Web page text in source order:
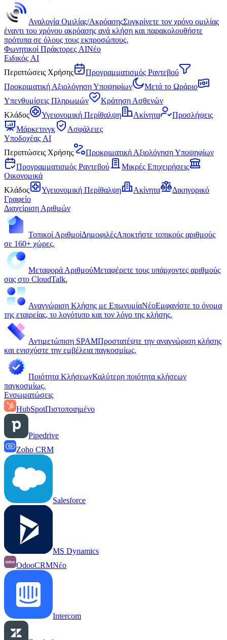
Αναλογία Ομιλίας/ΑκρόασηςΣυγκρίνετε τον χρόνο ομιλίας
έναντι του χρόνου ακρόασης ανά κλήση και παρακολουθήστε
πρότυπα σε όλους τους εκπροσώπους.
Φωνητικοί Πράκτορες AIΝέο
Ειδικός AI
Περιπτώσεις Χρήσης
Προγραμματισμός Ραντεβού
Προκριματική Αξιολόγηση Υποψηφίων
Μετά το Ωράριο
Υπενθυμίσεις Πληρωμών
Κράτηση Ασθενών
Κλάδος
Υγειονομική Περίθαλψη Ακίνητα
Προσλήψεις
Μάρκετινγκ
Ασφάλειες
Υποδοχέας AI
Περιπτώσεις Χρήσης
Προκριματική Αξιολόγηση Υποψηφίων
Προγραμματισμός Ραντεβού
Μικρές Επιχειρήσεις
Οικονομικά
Κλάδος
Υγειονομική Περίθαλψη Ακίνητα
Δικηγορικό
Γραφείο
Διαχείριση Αριθμών
Τοπικοί ΑριθμοίΔημοφιλέςΑποκτήστε τοπικούς αριθμούς
σε 160+ χώρες.
Μεταφορά ΑριθμούΜεταφέρετε τους υπάρχοντες αριθμούς
σας στο CloudTalk.
Αναγνώριση Κλήσης με ΕπωνυμίαΝέοΕμφανίστε το όνομα
της εταιρείας, το λογότυπο και τον λόγο της κλήσης.
Αντιμετώπιση SPAMΠροστατέψτε την αναγνώριση κλήσης
και ενισχύστε την εμβέλεια παγκοσμίως.
Ποιότητα ΚλήσεωνΚαλύτερη ποιότητα κλήσεων
παγκοσμίως.
Ενσωματώσεις
HubSpotΠιστοποιημένο
Pipedrive
Zoho CRM
Salesforce
MS Dynamics
OdooCRMΝέο
Intercom